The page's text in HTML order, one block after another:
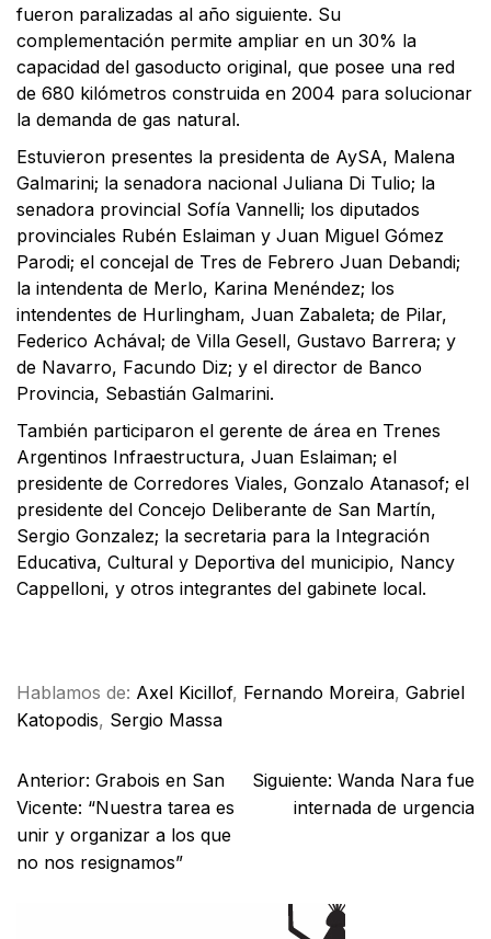
fueron paralizadas al año siguiente. Su
complementación permite ampliar en un 30% la
capacidad del gasoducto original, que posee una red
de 680 kilómetros construida en 2004 para solucionar
la demanda de gas natural.
Estuvieron presentes la presidenta de AySA, Malena
Galmarini; la senadora nacional Juliana Di Tulio; la
senadora provincial Sofía Vannelli; los diputados
provinciales Rubén Eslaiman y Juan Miguel Gómez
Parodi; el concejal de Tres de Febrero Juan Debandi;
la intendenta de Merlo, Karina Menéndez; los
intendentes de Hurlingham, Juan Zabaleta; de Pilar,
Federico Achával; de Villa Gesell, Gustavo Barrera; y
de Navarro, Facundo Diz; y el director de Banco
Provincia, Sebastián Galmarini.
También participaron el gerente de área en Trenes
Argentinos Infraestructura, Juan Eslaiman; el
presidente de Corredores Viales, Gonzalo Atanasof; el
presidente del Concejo Deliberante de San Martín,
Sergio Gonzalez; la secretaria para la Integración
Educativa, Cultural y Deportiva del municipio, Nancy
Cappelloni, y otros integrantes del gabinete local.
Hablamos de: Axel Kicillof, Fernando Moreira, Gabriel
Katopodis, Sergio Massa
Anterior: Grabois en San
Vicente: “Nuestra tarea es
unir y organizar a los que
no nos resignamos”
Siguiente: Wanda Nara fue
internada de urgencia